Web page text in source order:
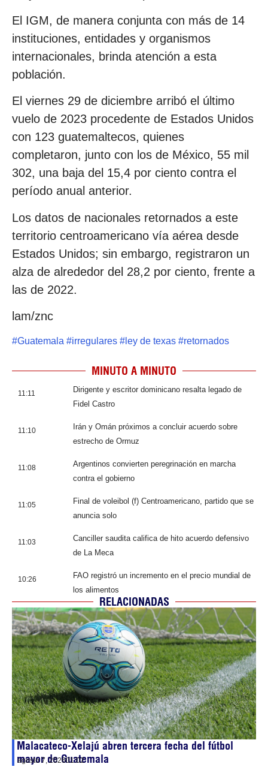
El IGM, de manera conjunta con más de 14
instituciones, entidades y organismos
internacionales, brinda atención a esta
población.
El viernes 29 de diciembre arribó el último
vuelo de 2023 procedente de Estados Unidos
con 123 guatemaltecos, quienes
completaron, junto con los de México, 55 mil
302, una baja del 15,4 por ciento contra el
período anual anterior.
Los datos de nacionales retornados a este
territorio centroamericano vía aérea desde
Estados Unidos; sin embargo, registraron un
alza de alrededor del 28,2 por ciento, frente a
las de 2022.
lam/znc
#Guatemala #irregulares # ley de texas #retornados
MINUTO A MINUTO
11:11
Dirigente y escritor dominicano resalta legado de
Fidel Castro
11:10
Irán y Omán próximos a concluir acuerdo sobre
estrecho de Ormuz
11:08
Argentinos convierten peregrinación en marcha
contra el gobierno
11:05
Final de voleibol (f) Centroamericano, partido que se
anuncia solo
11:03
Canciller saudita califica de hito acuerdo defensivo
de La Meca
10:26
FAO registró un incremento en el precio mundial de
los alimentos
RELACIONADAS
Malacateco-Xelajú abren tercera fecha del fútbol
mayor de Guatemala
agosto 7, 202601:02